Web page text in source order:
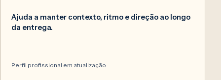
Ajuda a manter contexto, ritmo e direção ao longo
da entrega.
Perfil profissional em atualização.